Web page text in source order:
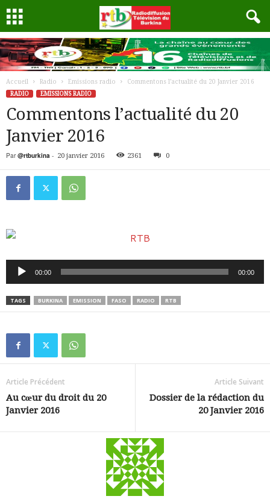
Accueil Radio Emissions radio
Commentons l’actualité du 20 Janvier 2016
RADIO
EMISSIONS RADIO
Commentons l’actualité du 20
Janvier 2016
Par @rtburkina - 20 janvier 2016 2361 0
Lecteur
audio
00:00 00:00
TAGS BURKINA EMISSION FASO RADIO RTB
Article Précédent
Au cœur du droit du 20
Janvier 2016
Article Suivant
Dossier de la rédaction du
20 Janvier 2016